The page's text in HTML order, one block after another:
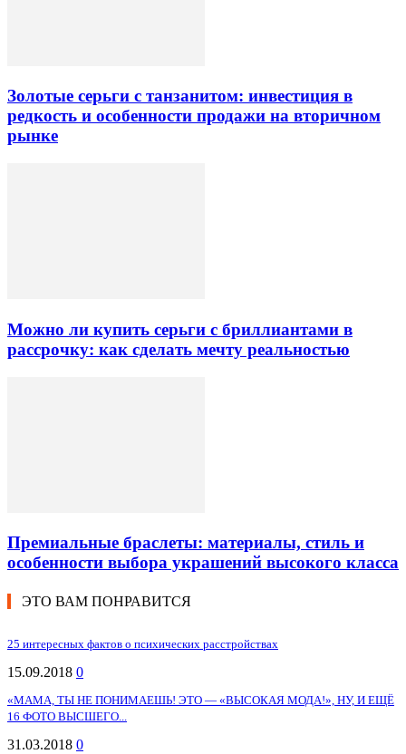
Золотые серьги с танзанитом: инвестиция в
редкость и особенности продажи на вторичном
рынке
Можно ли купить серьги с бриллиантами в
рассрочку: как сделать мечту реальностью
Премиальные браслеты: материалы, стиль и
особенности выбора украшений высокого класса
ЭТО ВАМ ПОНРАВИТСЯ
25 интересных фактов о психических расстройствах
15.09.2018 0
«МАМА, ТЫ НЕ ПОНИМАЕШЬ! ЭТО — «ВЫСОКАЯ МОДА!», НУ, И ЕЩЁ
16 ФОТО ВЫСШЕГО...
31.03.2018 0